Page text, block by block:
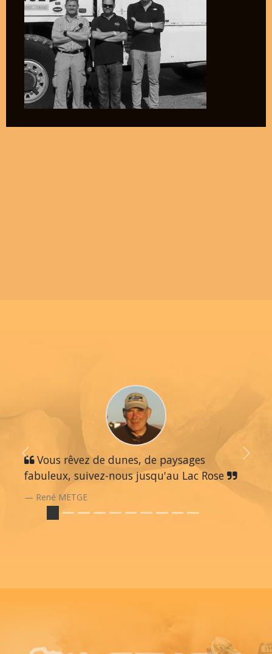
Vous rêvez de dunes, de paysages
fabuleux, suivez-nous jusqu'au Lac Rose
René METGE
Previous Next